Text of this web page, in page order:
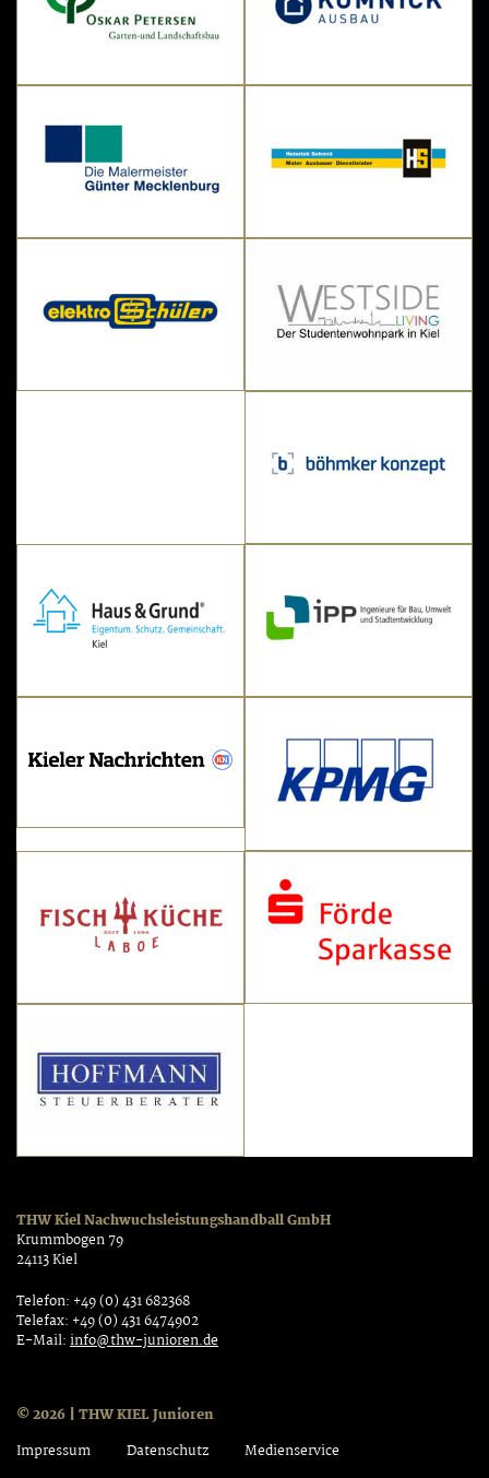
THW Kiel Nachwuchsleistungshandball GmbH
Krummbogen 79
24113 Kiel
Telefon: +49 (0) 431 682368
Telefax: +49 (0) 431 6474902
E-Mail:info@thw-junioren.de
© 2026 | THW KIEL Junioren
Impressum
Datenschutz Medienservice